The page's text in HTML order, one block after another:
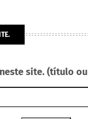
site. (título